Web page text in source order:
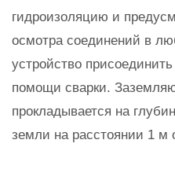
гидроизоляцию и
осмотра соединений в
устройство
помощи сварки.
прокладывается на
земли на расстоянии 1 м